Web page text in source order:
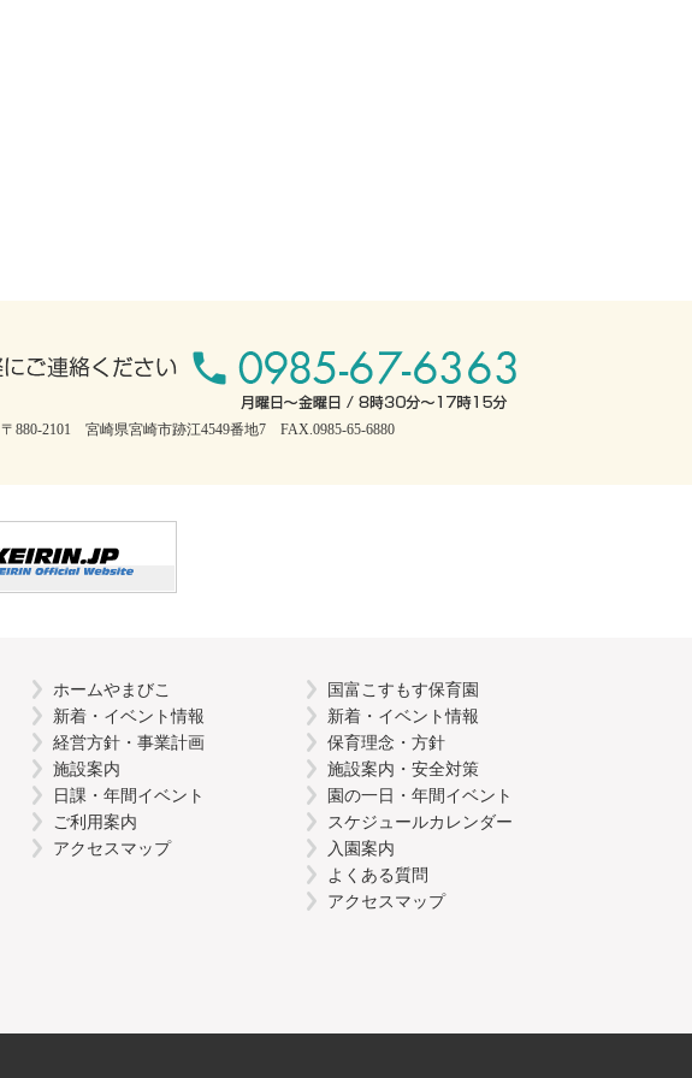
〒880-2101 宮崎県宮崎市跡江4549番地7 FAX.0985-65-6880
ホームやまびこ
新着・イベント情報
経営方針・事業計画
施設案内
日課・年間イベント
ご利用案内
アクセスマップ
国富こすもす保育園
新着・イベント情報
保育理念・方針
施設案内・安全対策
園の一日・年間イベント
スケジュールカレンダー
入園案内
よくある質問
アクセスマップ